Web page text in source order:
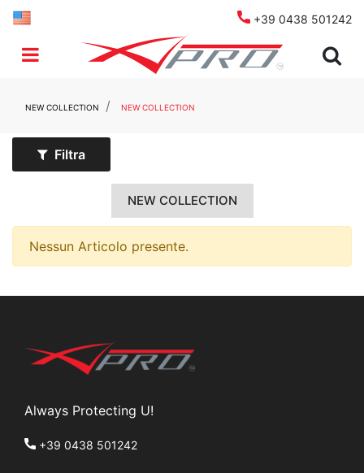
+39 0438 501242
Open menu
NEW COLLECTION NEW COLLECTION
Filtra
NEW COLLECTION
Nessun Articolo presente.
Always Protecting U!
+39 0438 501242